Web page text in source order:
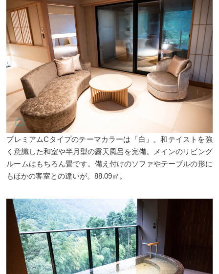
プレミアムCタイプのテーマカラーは「白」。和テイストを強
く意識した和室や半月型の露天風呂を完備。メインのリビング
ルームはもちろん畳です。備え付けのソファやテーブルの形に
もほかの客室との違いが。88.09㎡。